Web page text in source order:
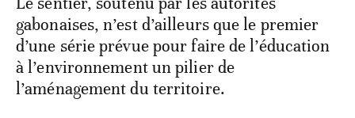
gabonaises, n’est d’ailleurs que le premier
d’une série prévue pour faire de l’éducation
à l’environnement un pilier de
l’aménagement du territoire.